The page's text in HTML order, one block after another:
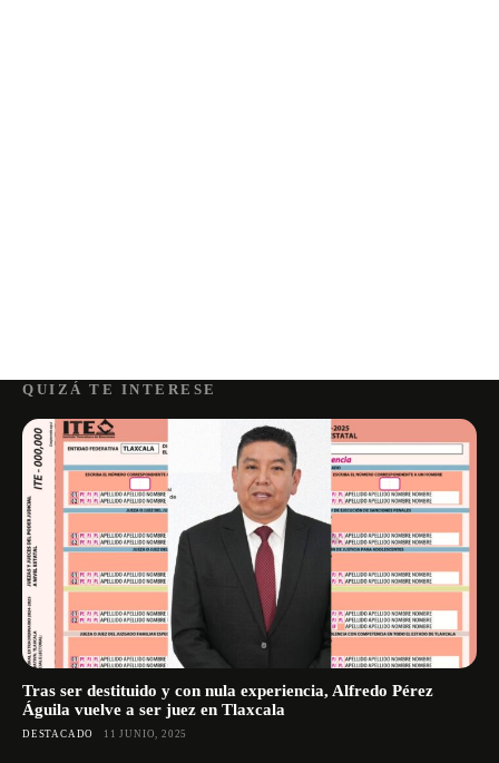
QUIZÁ TE INTERESE
Tras ser destituido y con nula experiencia, Alfredo Pérez
Águila vuelve a ser juez en Tlaxcala
DESTACADO 11 JUNIO, 2025